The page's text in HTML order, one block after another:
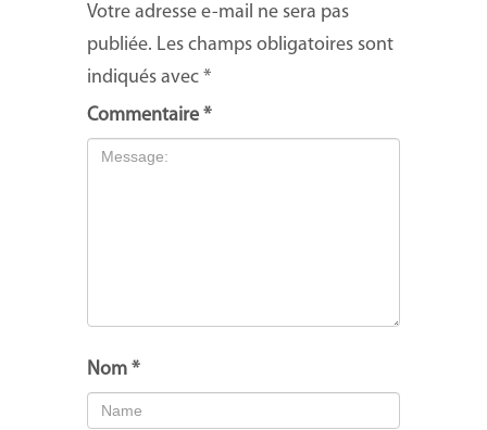
Votre adresse e-mail ne sera pas
publiée. Les champs obligatoires sont
indiqués avec *
Commentaire *
Nom *